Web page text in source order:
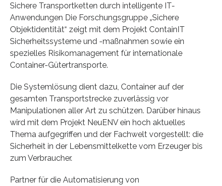
Sichere Transportketten durch intelligente IT-
Anwendungen Die Forschungsgruppe „Sichere
Objektidentität“ zeigt mit dem Projekt ContainIT
Sicherheitssysteme und -maßnahmen sowie ein
spezielles Risikomanagement für internationale
Container-Gütertransporte.
Die Systemlösung dient dazu, Container auf der
gesamten Transportstrecke zuverlässig vor
Manipulationen aller Art zu schützen. Darüber hinaus
wird mit dem Projekt NeuENV ein hoch aktuelles
Thema aufgegriffen und der Fachwelt vorgestellt: die
Sicherheit in der Lebensmittelkette vom Erzeuger bis
zum Verbraucher.
Partner für die Automatisierung von